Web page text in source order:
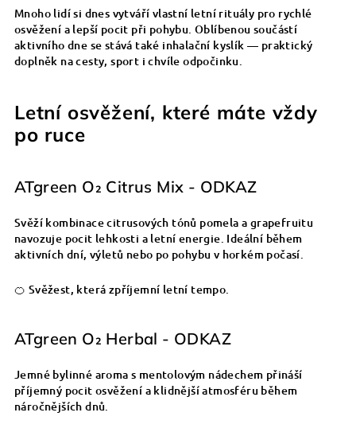
Mnoho lidí si dnes vytváří vlastní letní rituály pro rychlé
osvěžení a lepší pocit při pohybu. Oblíbenou součástí
aktivního dne se stává také inhalační kyslík — praktický
doplněk na cesty, sport i chvíle odpočinku.
Letní osvěžení, které máte vždy
po ruce
ATgreen O₂ Citrus Mix - ODKAZ
Svěží kombinace citrusových tónů pomela a grapefruitu
navozuje pocit lehkosti a letní energie. Ideální během
aktivních dní, výletů nebo po pohybu v horkém počasí.
🍊 Svěžest, která zpříjemní letní tempo.
ATgreen O₂ Herbal - ODKAZ
Jemné bylinné aroma s mentolovým nádechem přináší
příjemný pocit osvěžení a klidnější atmosféru během
náročnějších dnů.